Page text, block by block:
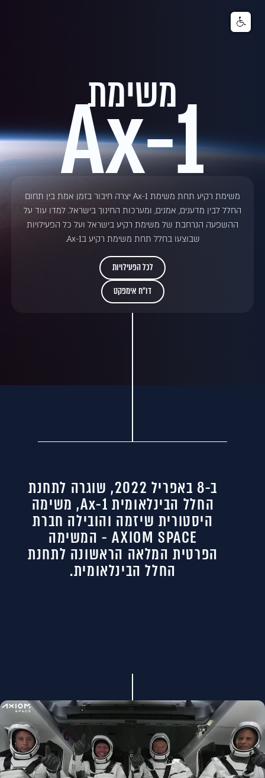
משימת
Ax-1
משימת רקיע תחת משימת Ax-1 יצרה חיבור בזמן אמת בין תחום
החלל לבין מדענים, אמנים, ומערכות החינוך בישראל. למדו עוד על
ההשפעה הנרחבת של משימת רקיע בישראל ועל כל הפעילויות
שבוצעו בחלל תחת משימת רקיע בAx-1.
לכל הפעילויות
דו״ח אימפקט
ב-8 באפריל 2022, שוגרה לתחנת
החלל הבינלאומית Ax-1, משימה
היסטורית שיזמה והובילה חברת
AXIOM SPACE - המשימה
הפרטית המלאה הראשונה לתחנת
החלל הבינלאומית.